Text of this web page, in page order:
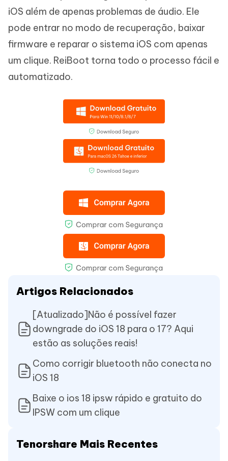
iOS além de apenas problemas de áudio. Ele
pode entrar no modo de recuperação, baixar
firmware e reparar o sistema iOS com apenas
um clique. ReiBoot torna todo o processo fácil e
automatizado.
Artigos Relacionados
[Atualizado]Não é possível fazer
downgrade do iOS 18 para o 17? Aqui
estão as soluções reais!
Como corrigir bluetooth não conecta no
iOS 18
Baixe o ios 18 ipsw rápido e gratuito do
IPSW com um clique
Tenorshare Mais Recentes